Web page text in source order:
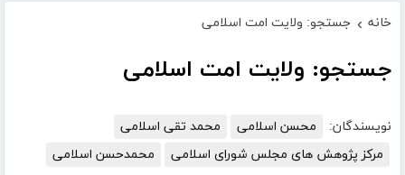
خانه › جستجو: ولایت امت اسلامی
جستجو: ولایت امت اسلامی
نویسندگان: محسن اسلامی
محمد تقی اسلامی
مرکز پژوهش های مجلس شورای اسلامی
محمدحسن اسلامی